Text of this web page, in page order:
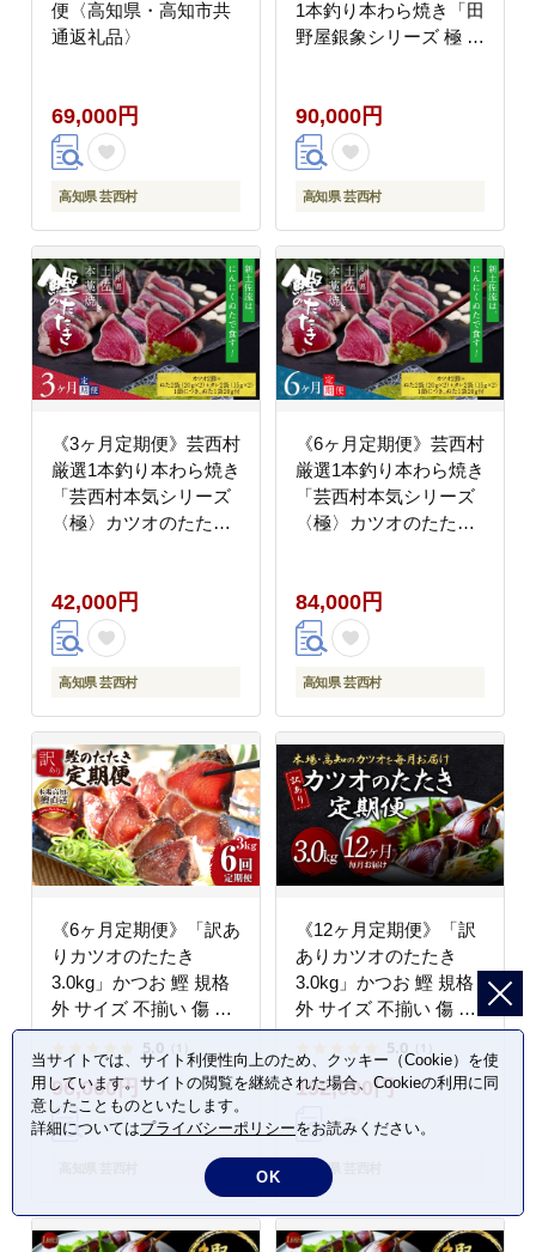
便〈高知県・高知市共
通返礼品〉
69,000円
高知県 芸西村
1本釣り本わら焼き「田
野屋銀象シリーズ 極 カ
野屋銀象ソルト）」
〈高知県・土佐市共通
返礼品〉かつお タタキ
海鮮 藁焼き 鰹 塩 緊急
90,000円
高知県 芸西村
《3ヶ月定期便》芸西村
厳選1本釣り本わら焼き
「芸西村本気シリーズ
〈極〉カツオのたたき
無添加土佐にんにくぬ
た・タレ付き」数量限
定〈高知市・土佐市共
通返礼品〉
42,000円
高知県 芸西村
《6ヶ月定期便》芸西村
厳選1本釣り本わら焼き
「芸西村本気シリーズ
〈極〉カツオのたたき
無添加土佐にんにくぬ
た・タレ付き」数量限
定〈高知市・土佐市共
通返礼品〉
84,000円
高知県 芸西村
《6ヶ月定期便》「訳あ
りカツオのたたき
3.0kg」かつお 鰹 規格
外 サイズ 不揃い 傷 海
鮮 わけあり 人気 ラン
キング 本場 高知 かつ
おのたたき 定期便
5.0 （1）
96,000円
《12ヶ月定期便》「訳
ありカツオのたたき
3.0kg」かつお 鰹 規格
外 サイズ 不揃い 傷 海
鮮 わけあり 人気 ラン
キング 本場 高知 かつ
おのたたき 定期便
5.0
192,000円
高知県 芸西村
当サイトでは、サイト利便性向上のため、クッキー（Cookie）を使
用しています。サイトの閲覧を継続された場合、Cookieの利用に同
意したことものといたします。
詳細についてはプライバシーポリシーをお読みください。
OK